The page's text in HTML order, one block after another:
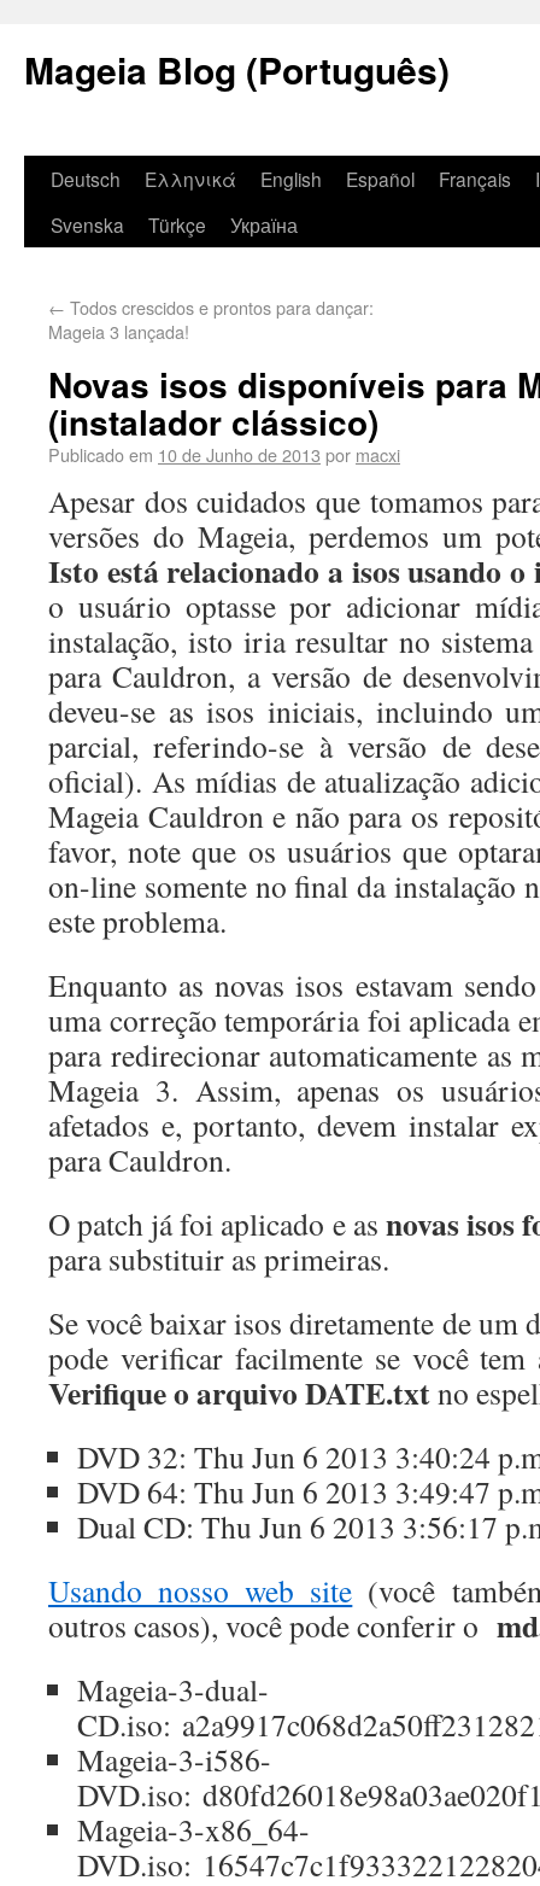
Mageia Blog (Português)
Deutsch Ελληνικά English Español Français
Svenska
Türkçe Україна
← Todos crescidos e prontos para dançar:
Mageia 3 lançada!
Novas isos disponíveis para
(instalador clássico)
Publicado em 10 de Junho de 2013 por macxi
Apesar dos cuidados que tomamos
versões do Mageia, perdemos um
Isto está relacionado a isos usando
o usuário optasse por adicionar
instalação, isto iria resultar no
para Cauldron, a versão de
deveu-se as isos iniciais, incluindo
parcial, referindo-se à versão de
oficial). As mídias de atualização
Mageia Cauldron e não para os
favor, note que os usuários que
on-line somente no final da instalação
este problema.
Enquanto as novas isos estavam
uma correção temporária foi aplicada
para redirecionar automaticamente
Mageia 3. Assim, apenas os
afetados e, portanto, devem instalar
para Cauldron.
O patch já foi aplicado e as novas isos
para substituir as primeiras.
Se você baixar isos diretamente de um
pode verificar facilmente se você tem
Verifique o arquivo DATE.txtno
DVD 32: Thu Jun 6 2013 3:40:24
DVD 64: Thu Jun 6 2013 3:49:47
Dual CD: Thu Jun 6 2013 3:56:17
Usando nosso web site (você
outros casos), você pode conferir o
Mageia-3-dual-
CD.iso:
Mageia-3-i586-
DVD.iso:
Mageia-3-x86_64-
DVD.iso: